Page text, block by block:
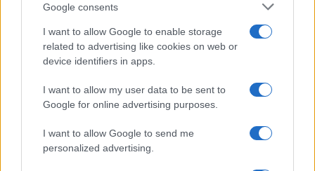
Google consents
I want to allow Google to enable storage
related to advertising like cookies on web or
device identifiers in apps.
I want to allow my user data to be sent to
Google for online advertising purposes.
I want to allow Google to send me
personalized advertising.